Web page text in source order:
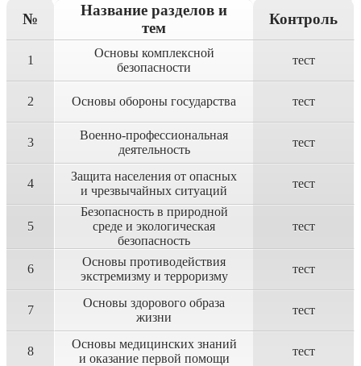
№
Название разделов и
тем
Контроль
1
Основы комплексной
безопасности
тест
2 Основы обороны государства тест
3
Военно-профессиональная
деятельность
тест
4
Защита населения от опасных
и чрезвычайных ситуаций
тест
5
Безопасность в природной
среде и экологическая
безопасность
тест
6
Основы противодействия
экстремизму и терроризму
тест
7
Основы здорового образа
жизни
тест
8
Основы медицинских знаний
и оказание первой помощи
тест